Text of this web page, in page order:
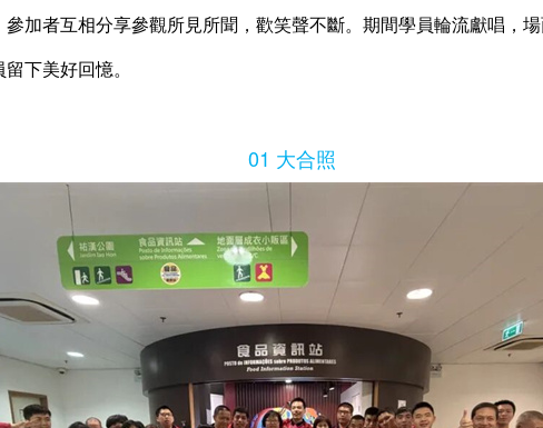
加者互相分享參觀所見所聞，歡笑聲不斷。期間學員輪流獻唱，
下美好回憶。
01 大合照